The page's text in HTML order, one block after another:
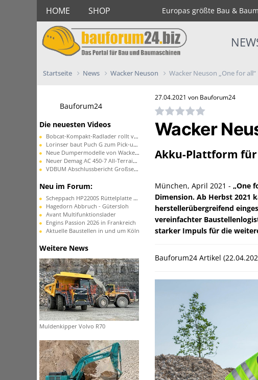
HOME SHOP Europas größte Bau &
Startseite News Wacker Neuson Wacker Neuson „One for all“
Bauforum24
Die neuesten Videos
Bobcat-Kompakt-Radlader rollt vom Band
Lorinser baut Puch G zum Pick-up um
Neue Dumpermodelle von Wacker Neuson
Neuer Demag AC 450-7 All-Terrain-Kran
VDBUM Abschlussbericht Großseminar
Neu im Forum:
Scheppach HP2200S Rüttelplatte ohne Funktion
Hagedorn Abbruch - Gütersloh
Avant Multifunktionslader
Engins Passion 2026 in Frankreich
Aktuelle Baustellen in und um Köln
Weitere News
Muldenkipper Volvo R70
27.04.2021 von Bauforum24
Wacker
Akku-Plattform
München, April 2021 - „One
Dimension. Ab Herbst 2021
herstellerübergreifend
vereinfachter
starker Impuls für die
Bauforum24 Artikel